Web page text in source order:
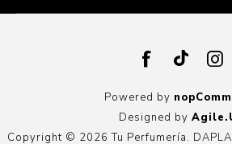
Powered by
Designed by
Copyright © 2026 Tu Perfumería.